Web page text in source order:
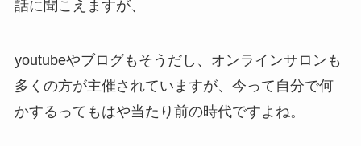
話に聞こえますが、
youtubeやブログもそうだし、オンラインサロンも
多くの方が主催されていますが、今って自分で何
かするってもはや当たり前の時代ですよね。